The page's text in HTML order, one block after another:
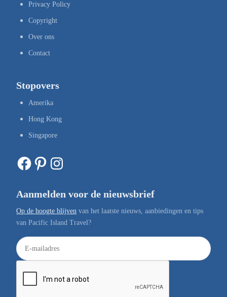
Privacy Policy
Copyright
Over ons
Contact
Stopovers
Amerika
Hong Kong
Singapore
Facebook Pinterest Instagram
Aanmelden voor de nieuwsbrief
Op de hoogte blijven van het laatste nieuws, aanbiedingen en tips
van Pacific Island Travel?
E
-